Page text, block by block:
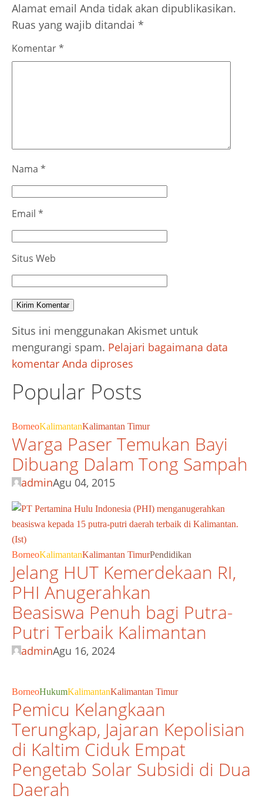
Alamat email Anda tidak akan dipublikasikan.
Ruas yang wajib ditandai *
Komentar*
Nama *
Email *
Situs Web
Situs ini menggunakan Akismet untuk
mengurangi spam. Pelajari bagaimana data
komentar Anda diproses
Popular Posts
BorneoKalimantanKalimantan Timur
Warga Paser Temukan Bayi
Dibuang Dalam Tong Sampah
adminAgu 04, 2015
BorneoKalimantanKalimantan TimurPendidikan
Jelang HUT Kemerdekaan RI,
PHI Anugerahkan
Beasiswa Penuh bagi Putra-
Putri Terbaik Kalimantan
adminAgu 16, 2024
BorneoHukumKalimantanKalimantan Timur
Pemicu Kelangkaan
Terungkap, Jajaran Kepolisian
di Kaltim Ciduk Empat
Pengetab Solar Subsidi di Dua
Daerah